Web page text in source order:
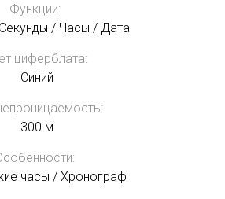
Функции:
/ Часы / Дата
циферблата:
Синий
300 м
часы / Хронограф